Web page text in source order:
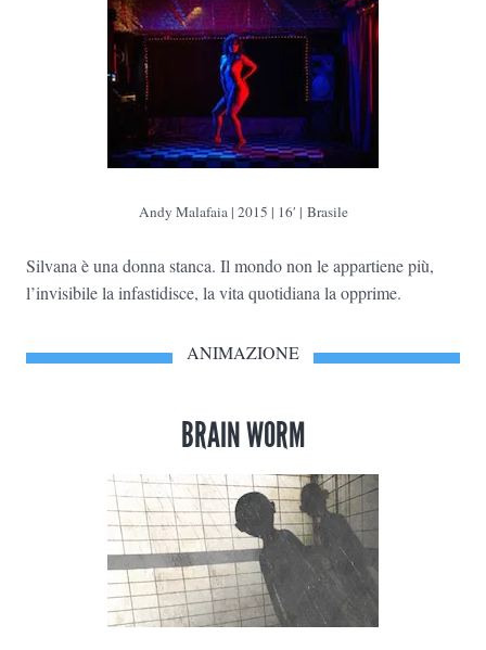
Andy Malafaia | 2015 | 16′ | Brasile
Silvana è una donna stanca. Il mondo non le appartiene più,
l’invisibile la infastidisce, la vita quotidiana la opprime.
ANIMAZIONE
BRAIN WORM